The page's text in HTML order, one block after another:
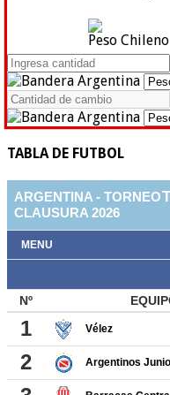
Peso Chileno
TABLA DE FUTBOL